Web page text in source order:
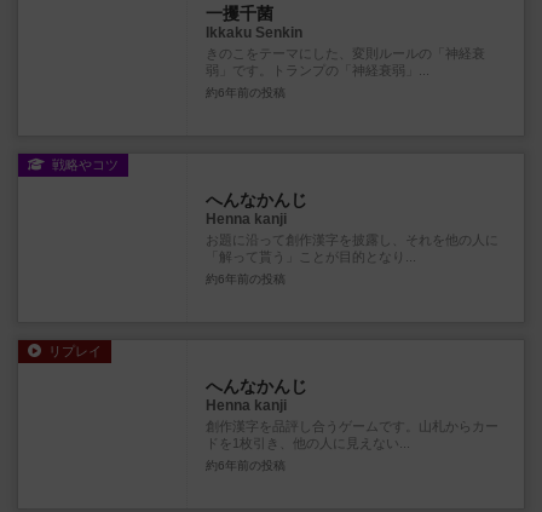
一攫千菌
Ikkaku Senkin
きのこをテーマにした、変則ルールの「神経衰
弱」です。トランプの「神経衰弱」...
約6年前 の投稿
戦略やコツ
へんなかんじ
Henna kanji
お題に沿って創作漢字を披露し、それを他の人に
「解って貰う」ことが目的となり...
約6年前 の投稿
リプレイ
へんなかんじ
Henna kanji
創作漢字を品評し合うゲームです。山札からカー
ドを1枚引き、他の人に見えない...
約6年前 の投稿